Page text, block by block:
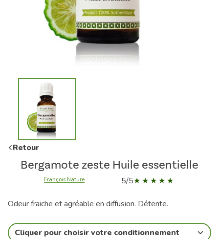
Retour
Bergamote zeste Huile essentielle
François Nature 5/5
Odeur fraiche et agréable en diffusion. Détente.
Cliquer pour choisir votre conditionnement